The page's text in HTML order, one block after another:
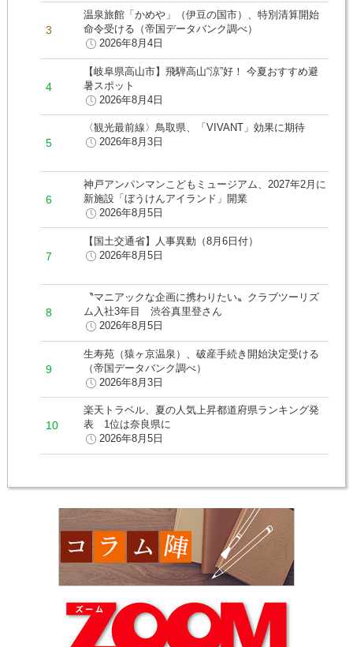
温泉旅館「かめや」（伊豆の国市）、特別清算開始
命令受ける（帝国データバンク調べ）
2026年8月4日
【岐阜県高山市】飛騨高山“涼”好！ 今夏おすすめ避
暑スポット
2026年8月4日
〈観光最前線〉鳥取県、「VIVANT」効果に期待
2026年8月3日
神戸アンパンマンこどもミュージアム、2027年2月に
新施設「ぼうけんアイランド」開業
2026年8月5日
【国土交通省】人事異動（8月6日付）
2026年8月5日
〝マニアックな企画に携わりたい〟クラブツーリズ
ム入社3年目 渋谷真里登さん
2026年8月5日
生寿苑（猿ヶ京温泉）、破産手続き開始決定受ける
（帝国データバンク調べ）
2026年8月3日
楽天トラベル、夏の人気上昇都道府県ランキング発
表 1位は奈良県に
2026年8月5日